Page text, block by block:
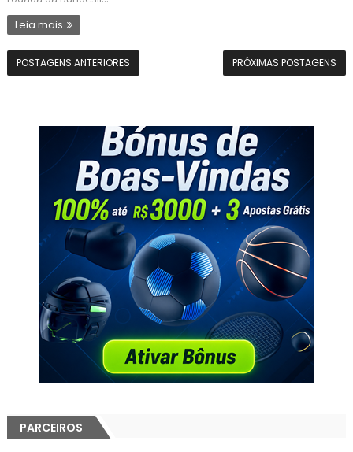
Leia mais
POSTAGENS ANTERIORES PRÓXIMAS POSTAGENS
PARCEIROS